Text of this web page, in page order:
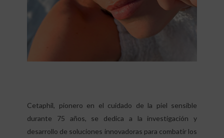
Cetaphil, pionero en el cuidado de la piel sensible
durante 75 años, se dedica a la investigación y
desarrollo de soluciones innovadoras para combatir los